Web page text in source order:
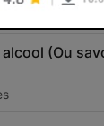
alcool (Ou